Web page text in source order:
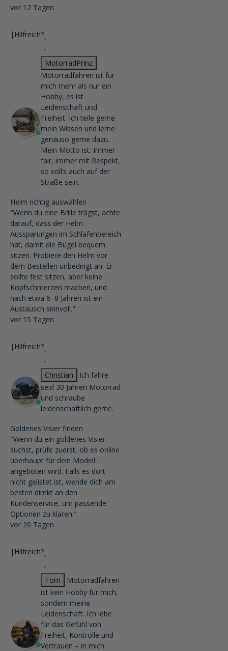
vor 12 Tagen
| Hilfreich?
MotorradPrinz
Motorradfahren ist für
mich mehr als nur ein
Hobby, es ist
Leidenschaft und
Freiheit. Ich teile gerne
mein Wissen und lerne
genauso gerne dazu.
Mein Motto ist: Immer
fair, immer mit Respekt,
so soll’s auch auf der
Straße sein.
Helm richtig auswählen
"Wenn du eine Brille trägst, achte
darauf, dass der Helm
Aussparungen im Schläfenbereich
hat, damit die Bügel bequem
sitzen. Probiere den Helm vor
dem Bestellen unbedingt an: Er
sollte fest sitzen, aber keine
Kopfschmerzen machen, und
nach etwa 6–8 Jahren ist ein
Austausch sinnvoll."
vor 15 Tagen
| Hilfreich?
Christian
Ich fahre
seid 30 Jahren Motorrad
und schraube
leidenschaftlich gerne.
Goldenes Visier finden
"Wenn du ein goldenes Visier
suchst, prüfe zuerst, ob es online
überhaupt für dein Modell
angeboten wird. Falls es dort
nicht gelistet ist, wende dich am
besten direkt an den
Kundenservice, um passende
Optionen zu klären."
vor 20 Tagen
| Hilfreich?
Tom
Motorradfahren
ist kein Hobby für mich,
sondern meine
Leidenschaft. Ich lebe
für das Gefühl von
Freiheit, Kontrolle und
Vertrauen – in mich